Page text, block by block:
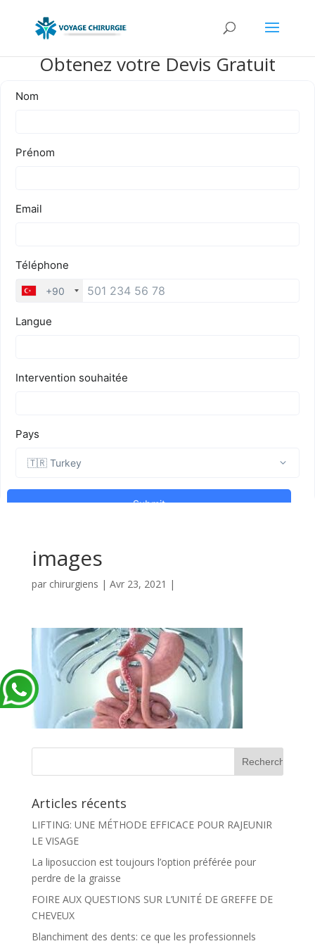
Obtenez votre Devis Gratuit
images
par chirurgiens | Avr 23, 2021 |
Articles récents
LIFTING: UNE MÉTHODE EFFICACE POUR RAJEUNIR
LE VISAGE
La liposuccion est toujours l’option préférée pour
perdre de la graisse
FOIRE AUX QUESTIONS SUR L’UNITÉ DE GREFFE DE
CHEVEUX
Blanchiment des dents: ce que les professionnels